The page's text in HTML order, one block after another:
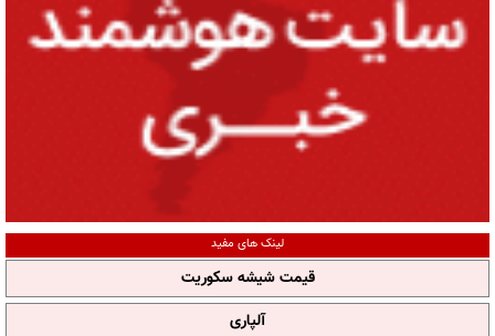
لینک های مفید
قیمت شیشه سکوریت
آلپاری